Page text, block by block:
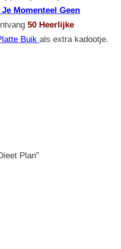
Momenteel Geen
50 Heerlijke
Buik als extra kadootje.
Plan”